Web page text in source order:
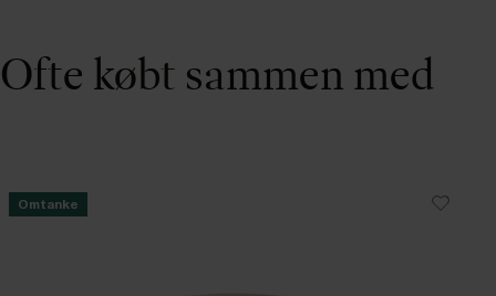
Ofte købt sammen med
Omtanke